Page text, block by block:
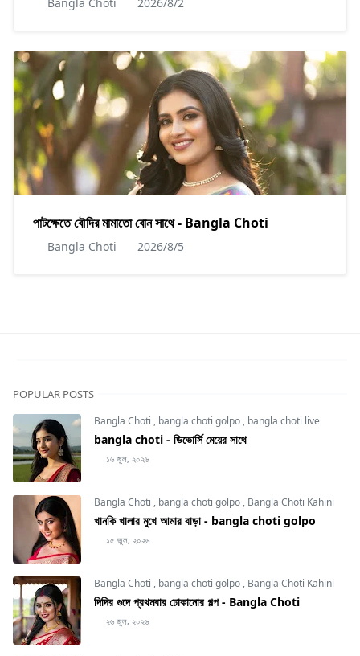
Bangla Choti 2026/8/2
পাটক্ষেতে বৌদির মামাতো বোন সাথে - Bangla Choti
Bangla Choti 2026/8/5
POPULAR POSTS
Bangla Choti , bangla choti golpo , bangla choti live
bangla choti - ডিভোর্সি মেয়ের সাথে
১৬ জুল, ২০২৬
Bangla Choti , bangla choti golpo , Bangla Choti Kahini
খানকি খালার মুখে আমার বাড়া - bangla choti golpo
১৫ জুল, ২০২৬
Bangla Choti , bangla choti golpo , Bangla Choti Kahini
দিদির গুদে প্রথমবার ঢোকানোর গল্প - Bangla Choti
২৬ জুল, ২০২৬